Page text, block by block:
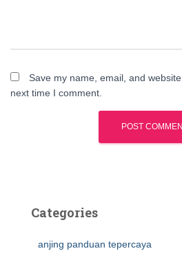
Save my name, email, and
next time I comment.
Categories
anjing panduan tepercaya